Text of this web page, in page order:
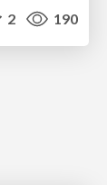
2 190